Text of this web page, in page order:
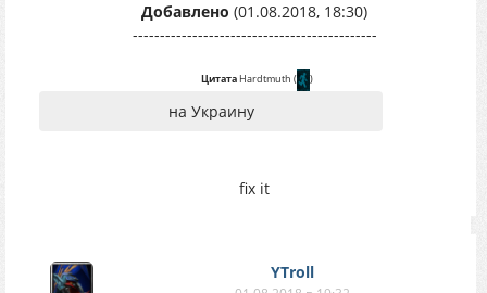
Добавлено (01.08.2018, 18:30)
---------------------------------------------
ЦитатаHardtmuth ( )
на Украину
fix it
YTroll